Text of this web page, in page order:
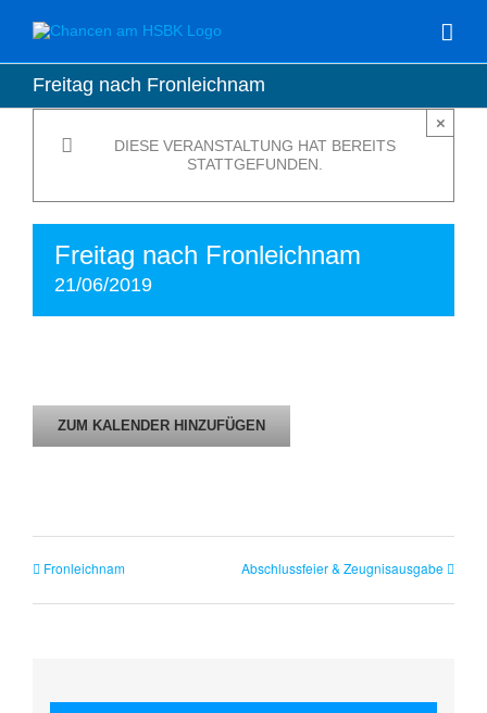
Inhalt
springen
Freitag nach Fronleichnam
DIESE VERANSTALTUNG HAT BEREITS
STATTGEFUNDEN.
×
Freitag nach Fronleichnam
21/06/2019
ZUM KALENDER HINZUFÜGEN
Fronleichnam Abschlussfeier & Zeugnisausgabe